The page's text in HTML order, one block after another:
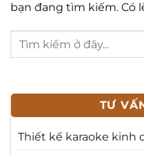
bạn đang tìm kiếm. Có
TƯ
Thiết kế karaoke kinh